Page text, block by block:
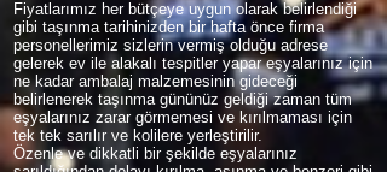
Fiyatlarımız her bütçeye uygun olarak belirlendiği
gibi taşınma tarihinizden bir hafta önce firma
personellerimiz sizlerin vermiş olduğu adrese
gelerek ev ile alakalı tespitler yapar eşyalarınız için
ne kadar ambalaj malzemesinin gideceği
belirlenerek taşınma gününüz geldiği zaman tüm
eşyalarınız zarar görmemesi ve kırılmaması için
tek tek sarılır ve kolilere yerleştirilir.
Özenle ve dikkatli bir şekilde eşyalarınız